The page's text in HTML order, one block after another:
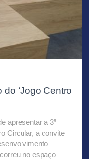
‘Jogo Centro
apresentar a 3ª
Circular, a convite
no espaço